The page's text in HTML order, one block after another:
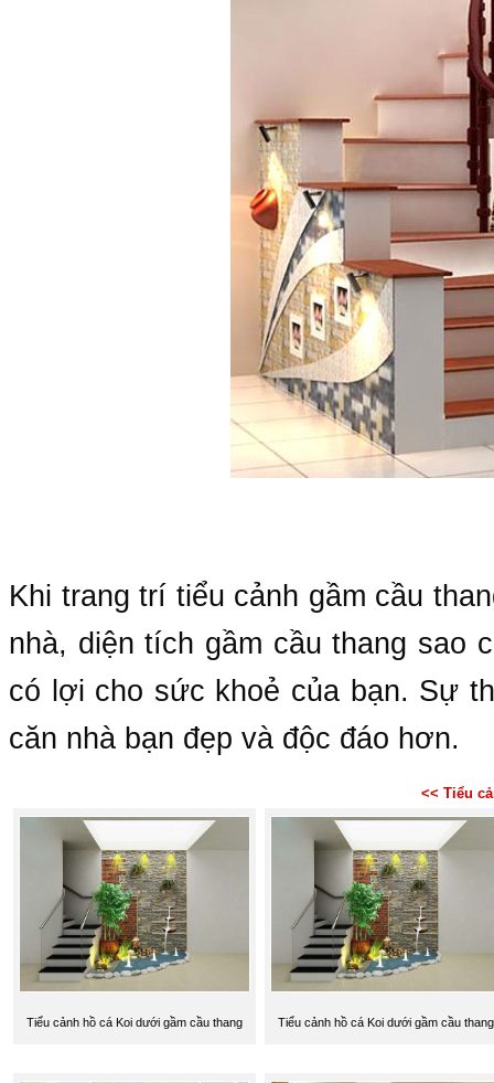
Khi trang trí tiểu cảnh gầm cầu
nhà, diện tích gầm cầu thang sao
có lợi cho sức khoẻ của bạn. Sự
căn nhà bạn đẹp và độc đáo hơn.
<< Tiểu
Tiểu cảnh hồ cá Koi dưới gầm cầu thang Tiểu cảnh hồ cá Koi dưới gầm cầu thang